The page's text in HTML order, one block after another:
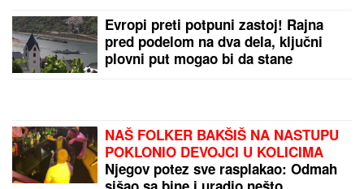
"TO TRAJE GODINAMA KADA SE
NAPIJE"Jelena i Sloba Radanović
(VIDEO)
MIRKA VASILJEVIĆ SVA U
CIRKONIMA, BOSILJČIĆ RAZVEZAO